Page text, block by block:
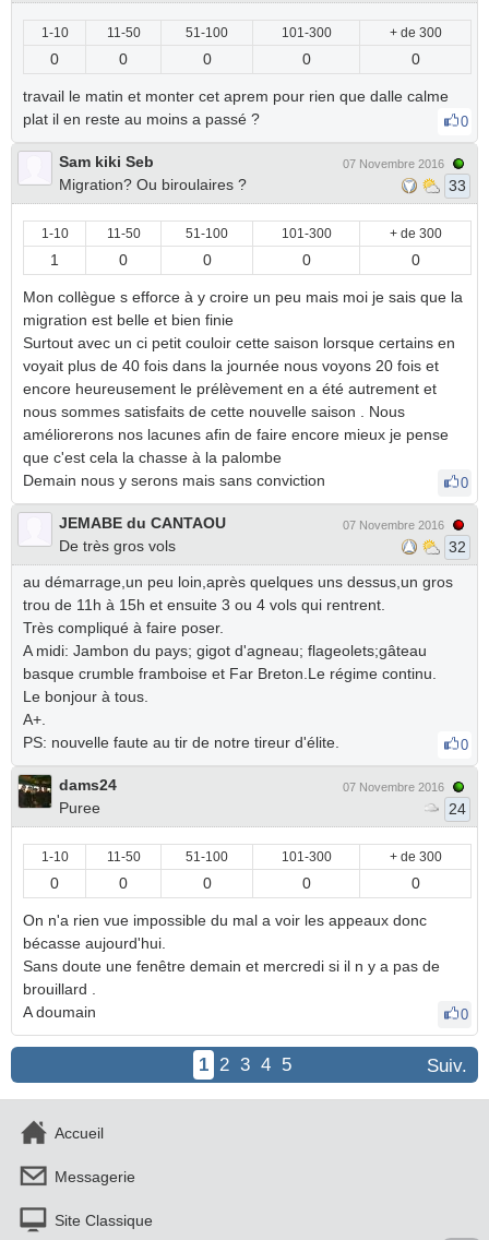
1-10 11-50 51-100 101-300 + de 300
0 0 0 0 0
travail le matin et monter cet aprem pour rien que dalle calme
plat il en reste au moins a passé ?
0
Sam kiki Seb
Migration? Ou biroulaires ?
07 Novembre 2016
33
1-10 11-50 51-100 101-300 + de 300
1 0 0 0 0
Mon collègue s efforce à y croire un peu mais moi je sais que la
migration est belle et bien finie
Surtout avec un ci petit couloir cette saison lorsque certains en
voyait plus de 40 fois dans la journée nous voyons 20 fois et
encore heureusement le prélèvement en a été autrement et
nous sommes satisfaits de cette nouvelle saison . Nous
améliorerons nos lacunes afin de faire encore mieux je pense
que c'est cela la chasse à la palombe
Demain nous y serons mais sans conviction
0
JEMABE du CANTAOU
De très gros vols
07 Novembre 2016
32
au démarrage,un peu loin,après quelques uns dessus,un gros
trou de 11h à 15h et ensuite 3 ou 4 vols qui rentrent.
Très compliqué à faire poser.
A midi: Jambon du pays; gigot d'agneau; flageolets;gâteau
basque crumble framboise et Far Breton.Le régime continu.
Le bonjour à tous.
A+.
PS: nouvelle faute au tir de notre tireur d'élite.
0
dams24
Puree
07 Novembre 2016
24
1-10 11-50 51-100 101-300 + de 300
0 0 0 0 0
On n'a rien vue impossible du mal a voir les appeaux donc
bécasse aujourd'hui.
Sans doute une fenêtre demain et mercredi si il n y a pas de
brouillard .
A doumain
0
Suiv.
1 2 3 4 5
Accueil
Messagerie
Site Classique